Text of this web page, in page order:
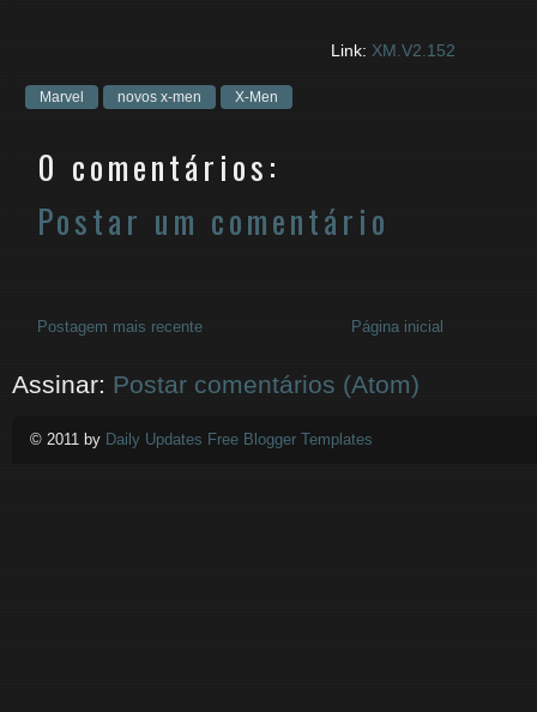
Link: XM.V2.152
Marvel novos x-men X-Men
0 comentários:
Postar um comentário
Postagem mais recente Página inicial
Assinar: Postar comentários (Atom)
© 2011 by Daily Updates Free Blogger Templates